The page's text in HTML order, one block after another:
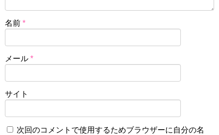
名前 *
メール *
サイト
次回のコメントで使用するためブラウザーに自分の名